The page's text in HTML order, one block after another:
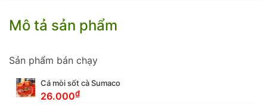
Mô tả sản phẩm
Sản phẩm bán chạy
Cá mòi sốt cà Sumaco
26.000₫